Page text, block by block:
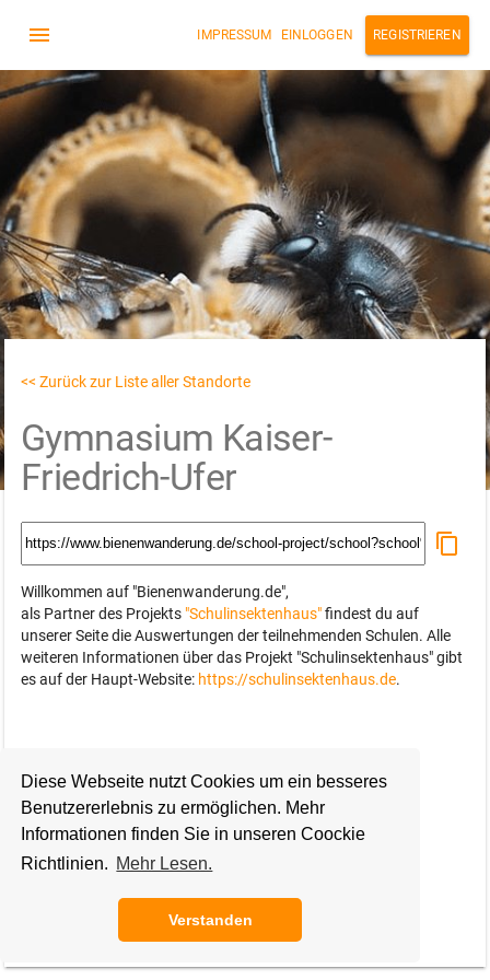
Diese Webseite nutzt Cookies um ein besseres
Benutzererlebnis zu ermöglichen. Mehr
Informationen finden Sie in unseren Coockie
Richtlinien. Mehr Lesen.
Verstanden
IMPRESSUM EINLOGGEN REGISTRIEREN
<< Zurück zur Liste aller Standorte
Gymnasium Kaiser-
Friedrich-Ufer
Willkommen auf "Bienenwanderung.de",
als Partner des Projekts "Schulinsektenhaus"findest du auf
unserer Seite die Auswertungen der teilnehmenden Schulen. Alle
weiteren Informationen über das Projekt "Schulinsektenhaus" gibt
es auf der Haupt-Website: https://schulinsektenhaus.de.